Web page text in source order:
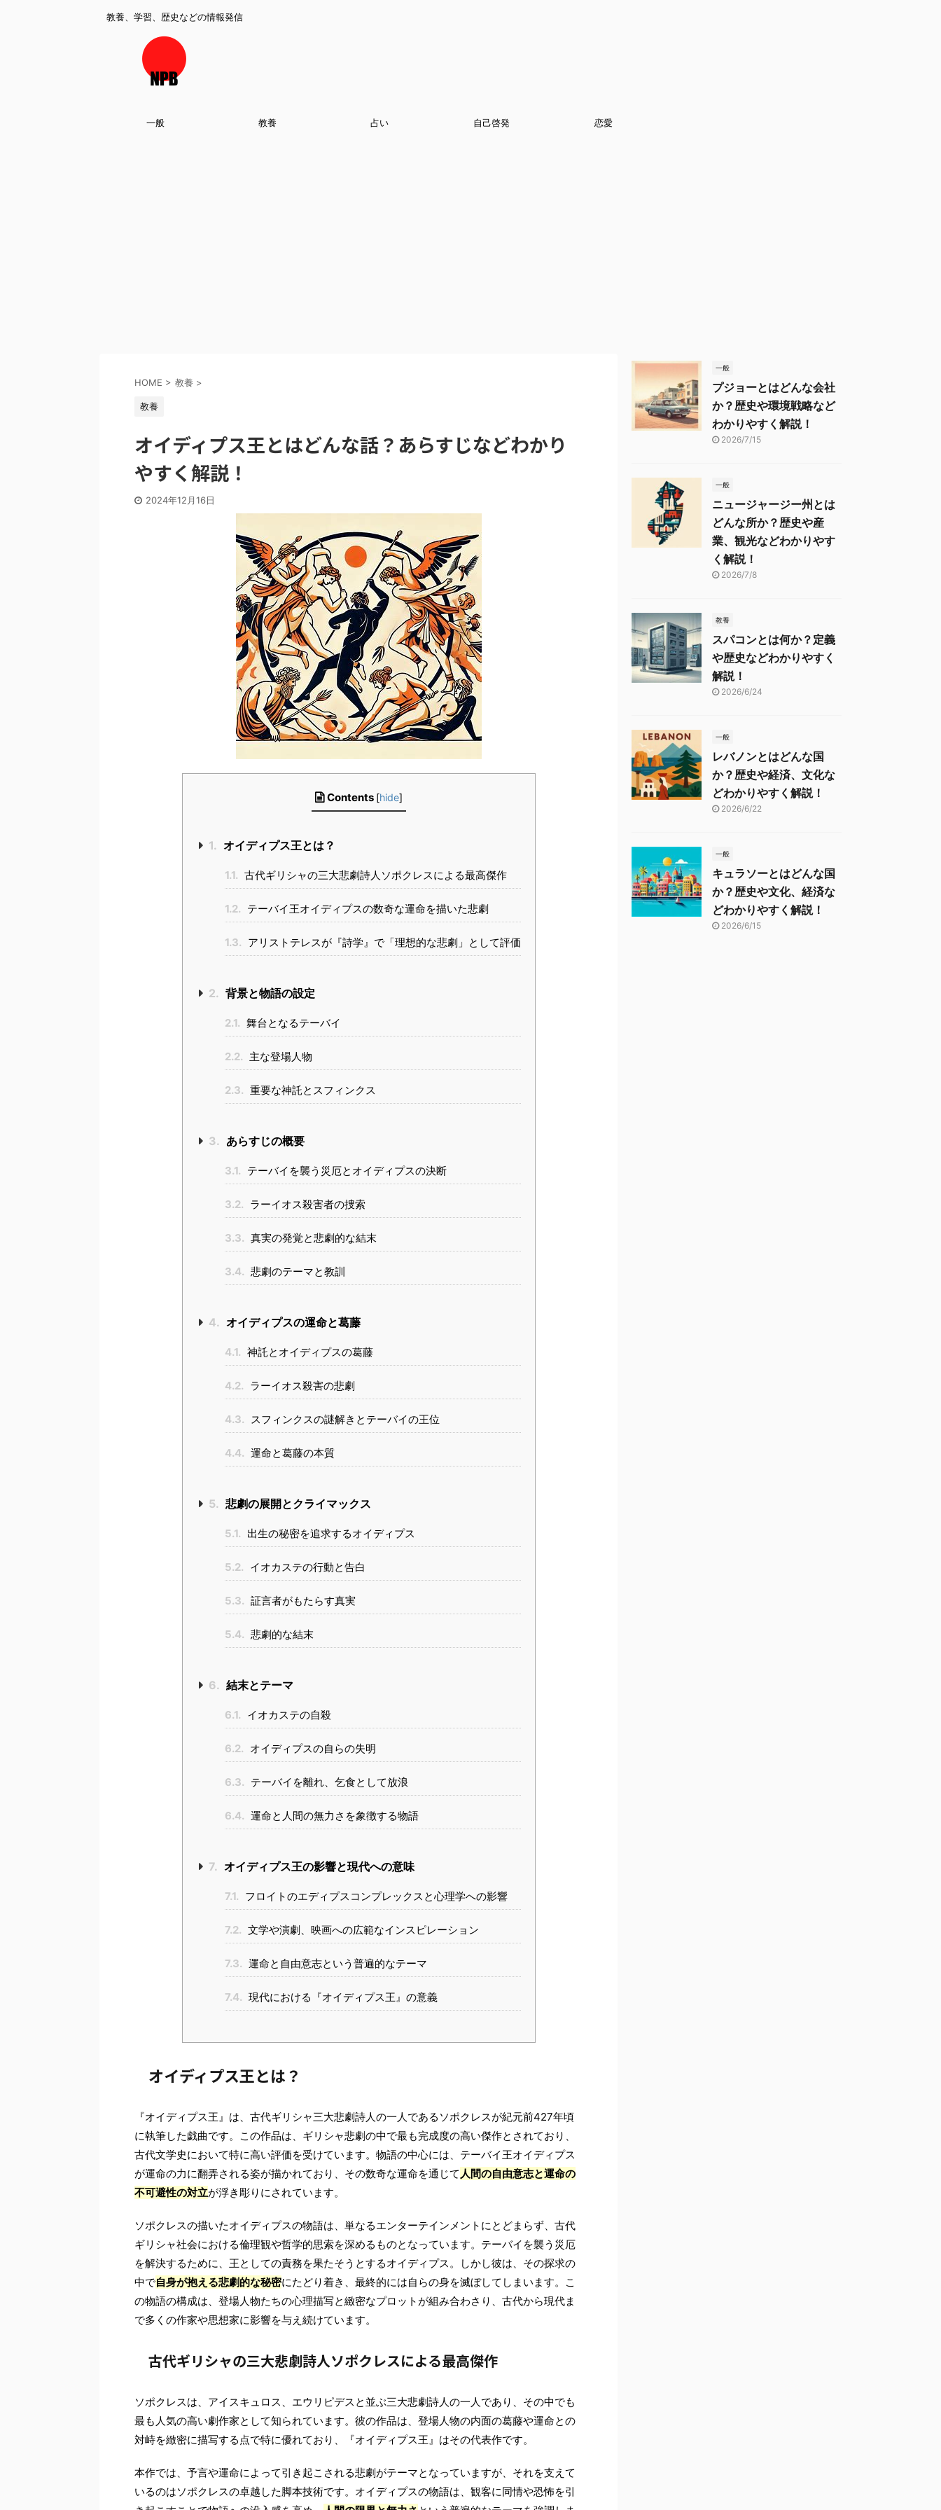
教養、学習、歴史などの情報発信
一般 教養 占い 自己啓発 恋愛
HOME > 教養 >
教養
オイディプス王とはどんな話？あらすじなどわかり
やすく解説！
2024年12月16日
Contents [hide]
1. オイディプス王とは？
1.1. 古代ギリシャの三大悲劇詩人ソポクレスによる最高傑作
1.2. テーバイ王オイディプスの数奇な運命を描いた悲劇
1.3. アリストテレスが『詩学』で「理想的な悲劇」として評価
2. 背景と物語の設定
2.1. 舞台となるテーバイ
2.2. 主な登場人物
2.3. 重要な神託とスフィンクス
3. あらすじの概要
3.1. テーバイを襲う災厄とオイディプスの決断
3.2. ラーイオス殺害者の捜索
3.3. 真実の発覚と悲劇的な結末
3.4. 悲劇のテーマと教訓
4. オイディプスの運命と葛藤
4.1. 神託とオイディプスの葛藤
4.2. ラーイオス殺害の悲劇
4.3. スフィンクスの謎解きとテーバイの王位
4.4. 運命と葛藤の本質
5. 悲劇の展開とクライマックス
5.1. 出生の秘密を追求するオイディプス
5.2. イオカステの行動と告白
5.3. 証言者がもたらす真実
5.4. 悲劇的な結末
6. 結末とテーマ
6.1. イオカステの自殺
6.2. オイディプスの自らの失明
6.3. テーバイを離れ、乞食として放浪
6.4. 運命と人間の無力さを象徴する物語
7. オイディプス王の影響と現代への意味
7.1. フロイトのエディプスコンプレックスと心理学への影響
7.2. 文学や演劇、映画への広範なインスピレーション
7.3. 運命と自由意志という普遍的なテーマ
7.4. 現代における『オイディプス王』の意義
オイディプス王とは？
『オイディプス王』は、古代ギリシャ三大悲劇詩人の一人であるソポクレスが紀元前427年頃
に執筆した戯曲です。この作品は、ギリシャ悲劇の中で最も完成度の高い傑作とされており、
古代文学史において特に高い評価を受けています。物語の中心には、テーバイ王オイディプス
が運命の力に翻弄される姿が描かれており、その数奇な運命を通じて 人間の自由意志と運命の
不可避性の対立が浮き彫りにされています。
ソポクレスの描いたオイディプスの物語は、単なるエンターテインメントにとどまらず、古代
ギリシャ社会における倫理観や哲学的思索を深めるものとなっています。テーバイを襲う災厄
を解決するために、王としての責務を果たそうとするオイディプス。しかし彼は、その探求の
中で自身が抱える悲劇的な秘密にたどり着き、最終的には自らの身を滅ぼしてしまいます。こ
の物語の構成は、登場人物たちの心理描写と緻密なプロットが組み合わさり、古代から現代ま
で多くの作家や思想家に影響を与え続けています。
古代ギリシャの三大悲劇詩人ソポクレスによる最高傑作
ソポクレスは、アイスキュロス、エウリピデスと並ぶ三大悲劇詩人の一人であり、その中でも
最も人気の高い劇作家として知られています。彼の作品は、登場人物の内面の葛藤や運命との
対峙を緻密に描写する点で特に優れており、『オイディプス王』はその代表作です。
本作では、予言や運命によって引き起こされる悲劇がテーマとなっていますが、それを支えて
いるのはソポクレスの卓越した脚本技術です。オイディプスの物語は、観客に同情や恐怖を引
一般
プジョーとはどんな会社
か？歴史や環境戦略など
わかりやすく解説！
2026/7/15
一般
ニュージャージー州とは
どんな所か？歴史や産
業、観光などわかりやす
く解説！
2026/7/8
教養
スパコンとは何か？定義
や歴史などわかりやすく
解説！
2026/6/24
一般
レバノンとはどんな国
か？歴史や経済、文化な
どわかりやすく解説！
2026/6/22
一般
キュラソーとはどんな国
か？歴史や文化、経済な
どわかりやすく解説！
2026/6/15